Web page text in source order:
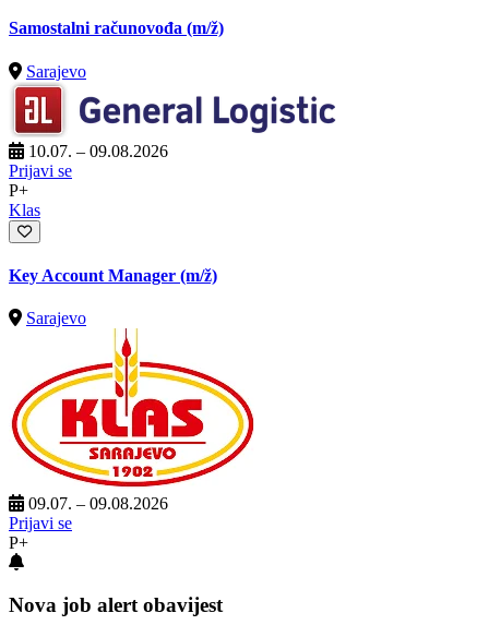
Samostalni računovođa (m/ž)
Sarajevo
10.07. – 09.08.2026
Prijavi se
P+
Klas
Key Account Manager (m/ž)
Sarajevo
09.07. – 09.08.2026
Prijavi se
P+
Nova job alert obavijest